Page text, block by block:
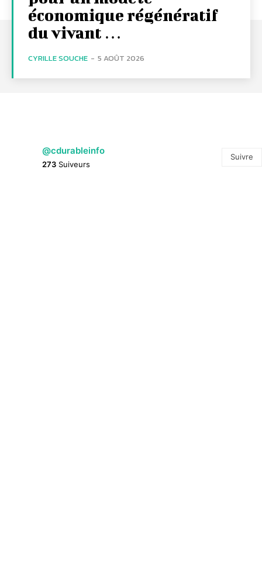
économique régénératif
du vivant …
CYRILLE SOUCHE - 5 AOÛT 2026
@cdurableinfo
273 Suiveurs
Suivre